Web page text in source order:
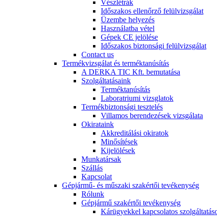
Vészlétrák
Időszakos ellenőrző felülvizsgálat
Üzembe helyezés
Használatba vétel
Gépek CE jelölése
Időszakos biztonsági felülvizsgálat
Contact us
Termékvizsgálat és terméktanúsítás
A DERKA TIC Kft. bemutatása
Szolgáltatásaink
Terméktanúsítás
Laboratriumi vizsglatok
Termékbiztonsági tesztelés
Villamos berendezések vizsgálata
Okirataink
Akkreditálási okiratok
Minősítések
Kijelölések
Munkatársak
Szállás
Kapcsolat
Gépjármű- és műszaki szakértői tevékenység
Rólunk
Gépjármű szakértői tevékenység
Kárügyekkel kapcsolatos